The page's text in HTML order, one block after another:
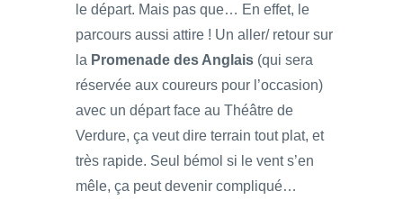
le départ. Mais pas que… En effet, le
parcours aussi attire ! Un aller/ retour sur
la Promenade des Anglais (qui sera
réservée aux coureurs pour l’occasion)
avec un départ face au Théâtre de
Verdure, ça veut dire terrain tout plat, et
très rapide. Seul bémol si le vent s’en
mêle, ça peut devenir compliqué…